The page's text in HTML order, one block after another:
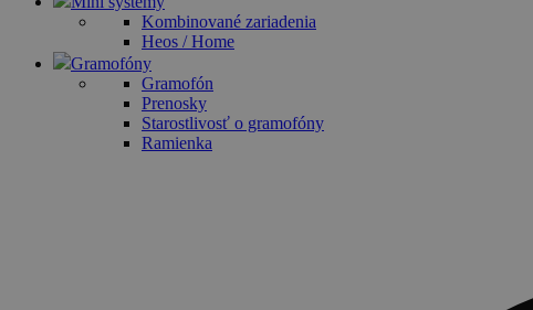
Kombinované zariadenia
Heos / Home
Gramofóny
Gramofón
Prenosky
Starostlivosť o gramofóny
Ramienka